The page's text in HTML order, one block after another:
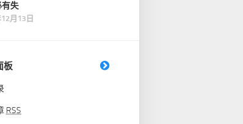
失
月13日
板
RSS